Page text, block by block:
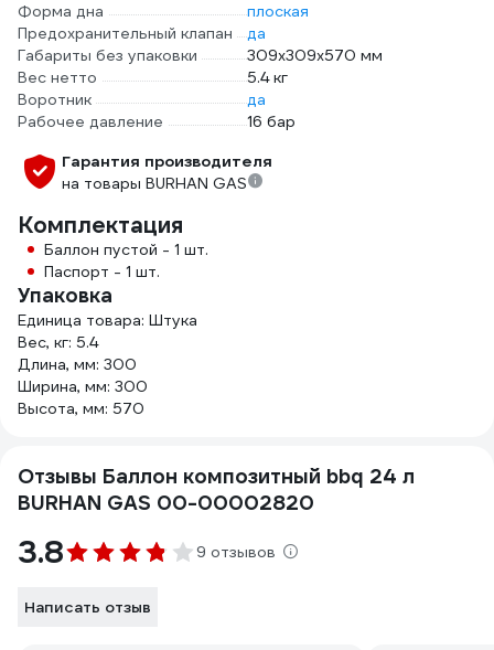
Форма дна
плоская
Предохранительный клапан
да
Габариты без упаковки
309х309х570 мм
Вес нетто
5.4 кг
Воротник
да
Рабочее давление
16 бар
Гарантия производителя
на товары BURHAN GAS
Комплектация
Баллон пустой - 1 шт.
Паспорт - 1 шт.
Упаковка
Единица товара: Штука
Вес, кг: 5.4
Длина, мм: 300
Ширина, мм: 300
Высота, мм: 570
Отзывы Баллон композитный bbq 24 л
BURHAN GAS 00-00002820
3.8 9 отзывов
Написать отзыв